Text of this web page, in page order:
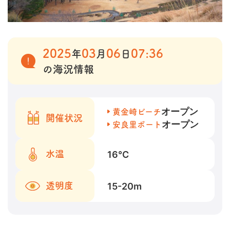
2025年03 月 06 日 07:36
の海況情報
開催状況
黄金崎ビーチオープン
安良里ボート オープン
水温 16℃
透明度 15-20m